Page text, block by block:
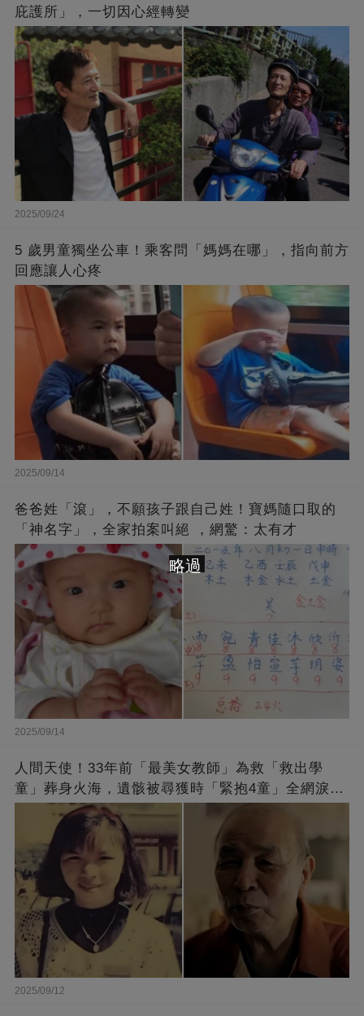
庇護所」，一切因心經轉變
2025/09/24
5 歲男童獨坐公車！乘客問「媽媽在哪」，指向前方
回應讓人心疼
2025/09/14
爸爸姓「滾」，不願孩子跟自己姓！寶媽隨口取的
「神名字」，全家拍案叫絕 ，網驚：太有才
2025/09/14
人間天使！33年前「最美女教師」為救「救出學
童」葬身火海，遺骸被尋獲時「緊抱4童」全網淚
崩：真正的英雄不該被遺忘
2025/09/12
略過